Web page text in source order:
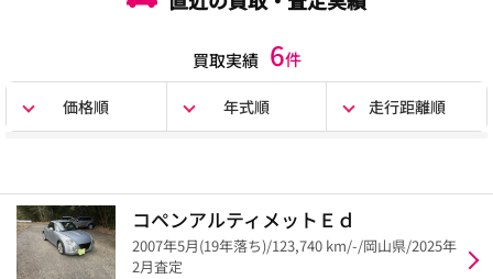
買取実績 6件
価格順 年式順 走行距離順
コペンアルティメットＥｄ
2007年5月(19年落ち)/123,740 km/-/岡山県/2025年
2月査定